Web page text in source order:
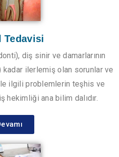
Tedavisi
diş sinir ve damarlarının
kadar ilerlemiş olan sorunlar ve
ilgili problemlerin teşhis ve
ana bilim dalıdır.